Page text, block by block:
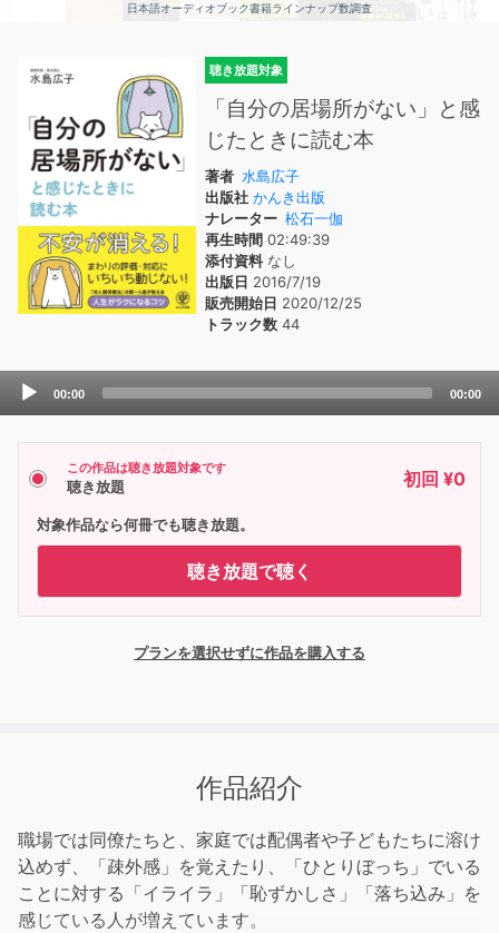
日本語オーディオブック書籍ラインナップ数調査
聴き放題対象
「自分の居場所がない」と感
じたときに読む本
著者 水島広子
出版社 かんき出版
ナレーター 松石一伽
再生時間 02:49:39
添付資料なし
出版日 2016/7/19
販売開始日 2020/12/25
トラック数 44
Audio
00:00 00:00
この作品は聴き放題対象です
聴き放題 初回 ¥0
対象作品なら何冊でも聴き放題。
聴き放題で聴く
プランを選択せずに作品を購入する
作品紹介
職場では同僚たちと、家庭では配偶者や子どもたちに溶け
込めず、「疎外感」を覚えたり、「ひとりぼっち」でいる
ことに対する「イライラ」「恥ずかしさ」「落ち込み」を
感じている人が増えています。